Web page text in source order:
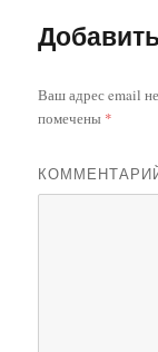
Ваш адрес email
помечены *